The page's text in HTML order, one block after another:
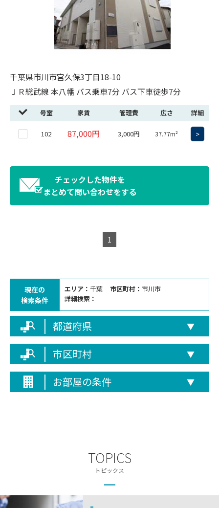
千葉県市川市宮久保3丁目18-10
ＪＲ総武線 本八幡 バス乗車7分 バス下車徒歩7分
号室 家賃 管理費 広さ 詳細
102 87,000円 3,000円 37.77m² >
チェックした物件を
まとめて問い合わせをする
1
現在の
検索条件
エリア： 千葉 市区町村： 市川市
詳細検索：
都道府県 ▼
市区町村 ▼
お部屋の条件 ▼
TOPICS
トピックス